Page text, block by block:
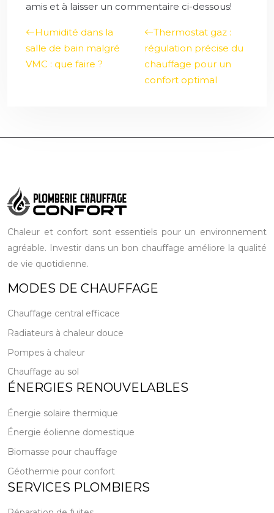
amis et à laisser un commentaire ci-dessous!
Humidité dans la
salle de bain malgré
VMC : que faire ?
Thermostat gaz :
régulation précise du
chauffage pour un
confort optimal
Chaleur et confort sont essentiels pour un environnement
agréable. Investir dans un bon chauffage améliore la qualité
de vie quotidienne.
MODES DE CHAUFFAGE
Chauffage central efficace
Radiateurs à chaleur douce
Pompes à chaleur
Chauffage au sol
ÉNERGIES RENOUVELABLES
Énergie solaire thermique
Énergie éolienne domestique
Biomasse pour chauffage
Géothermie pour confort
SERVICES PLOMBIERS